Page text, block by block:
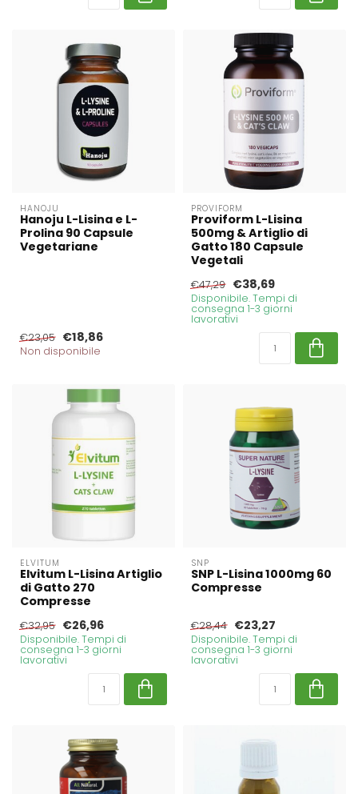
HANOJU
Hanoju L-Lisina e L-
Prolina 90 Capsule
Vegetariane
€23,05 €18,86
Non disponibile
PROVIFORM
Proviform L-Lisina
500mg & Artiglio di
Gatto 180 Capsule
Vegetali
€47,29 €38,69
Disponibile. Tempi di
consegna 1-3 giorni
lavorativi
ELVITUM
Elvitum L-Lisina Artiglio
di Gatto 270
Compresse
€32,95 €26,96
Disponibile. Tempi di
consegna 1-3 giorni
lavorativi
SNP
SNP L-Lisina 1000mg 60
Compresse
€28,44 €23,27
Disponibile. Tempi di
consegna 1-3 giorni
lavorativi